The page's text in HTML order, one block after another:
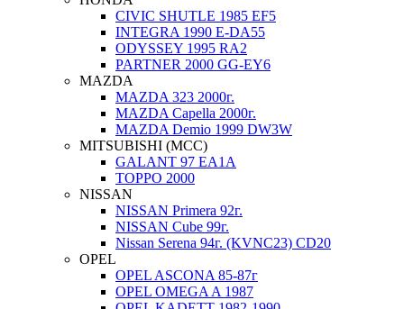
CIVIC SHUTLE 1985 EF5
INTEGRA 1990 E-DA55
ODYSSEY 1995 RA2
PARTNER 2000 GG-EY6
MAZDA
MAZDA 323 2000г.
MAZDA Capella 2000г.
MAZDA Demio 1999 DW3W
MITSUBISHI (MCC)
GALANT 97 EA1A
TOPPO 2000
NISSAN
NISSAN Primera 92г.
NISSAN Cube 99г.
Nissan Serena 94г. (KVNC23) CD20
OPEL
OPEL ASCONA 85-87г
OPEL OMEGA A 1987